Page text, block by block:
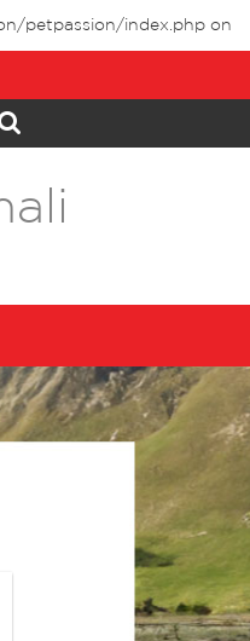
petpassion/index.php on